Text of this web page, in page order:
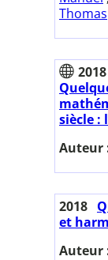
Thomas
2018
siècle :
Auteur
2018
et
Auteur